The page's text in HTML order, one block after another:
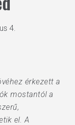
4.
érkezett a
mostantól a
el. A